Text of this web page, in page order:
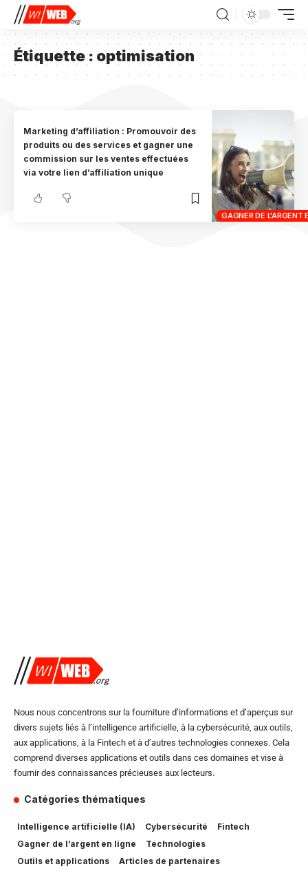
Étiquette : optimisation
GAGNER DE L'ARGENT
Marketing d’affiliation : Promouvoir des
produits ou des services et gagner une
commission sur les ventes effectuées
via votre lien d’affiliation unique
Nous nous concentrons sur la fourniture d’informations et d’aperçus sur
divers sujets liés à l’intelligence artificielle, à la cybersécurité, aux outils,
aux applications, à la Fintech et à d’autres technologies connexes. Cela
comprend diverses applications et outils dans ces domaines et vise à
fournir des connaissances précieuses aux lecteurs.
Catégories thématiques
Intelligence artificielle (IA) Cybersécurité
Fintech
Gagner de l’argent en ligne
Technologies
Outils et applications
Articles de partenaires